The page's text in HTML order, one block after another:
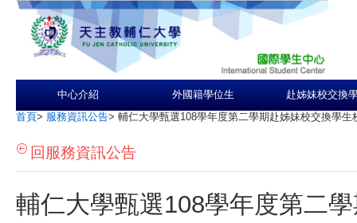
中心介紹 外國籍學位生 赴姊妹校交換
首頁> 服務資訊公告> 輔仁大學甄選108學年度第二學期赴姊妹校交換學生
回服務資訊公告
輔仁大學甄選108學年度第二